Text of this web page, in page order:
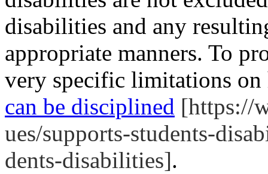
disabilities and any
appropriate manners. To
very specific limitations
can be disciplined [https://
ues/supports-students-
dents-disabilities].